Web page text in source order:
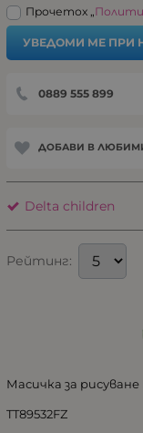
Прочетох „
УВЕДОМИ МЕ ПРИ
0889 555 899
ДОБАВИ В
Delta children
Рейтинг:
Масичка за рисуване
TT89532FZ